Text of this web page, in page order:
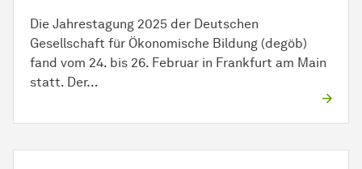
Die Jahrestagung 2025 der Deutschen
Gesellschaft für Ökonomische Bildung (degöb)
fand vom 24. bis 26. Februar in Frankfurt am Main
statt. Der…